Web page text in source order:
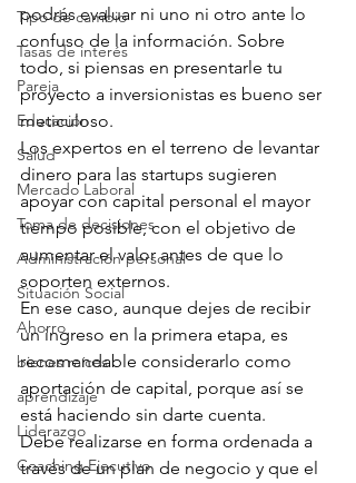
Tipo de cambio
Tasas de interés
Pareja
Educación
Salud
Mercado Laboral
Toma de decisiones
Administración personal
Situación Social
Ahorro
bienes raíces
aprendizaje
Liderazgo
Coaching Ejecutivo
podrás evaluar ni uno ni otro ante lo
confuso de la información. Sobre
todo, si piensas en presentarle tu
proyecto a inversionistas es bueno ser
meticuloso.
Los expertos en el terreno de levantar
dinero para las startups sugieren
apoyar con capital personal el mayor
tiempo posible, con el objetivo de
aumentar el valor antes de que lo
soporten externos.
En ese caso, aunque dejes de recibir
un ingreso en la primera etapa, es
recomendable considerarlo como
aportación de capital, porque así se
está haciendo sin darte cuenta.
Debe realizarse en forma ordenada a
través de un plan de negocio y que el